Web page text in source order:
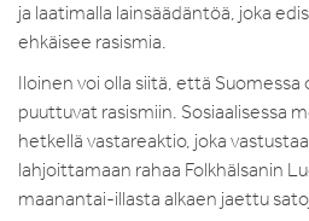
ja laatimalla lainsäädäntöä, joka
ehkäisee rasismia.
Iloinen voi olla siitä, että Suomessa
puuttuvat rasismiin. Sosiaalisessa
hetkellä vastareaktio, joka
lahjoittamaan rahaa Folkhälsanin
maanantai-illasta alkaen jaettu